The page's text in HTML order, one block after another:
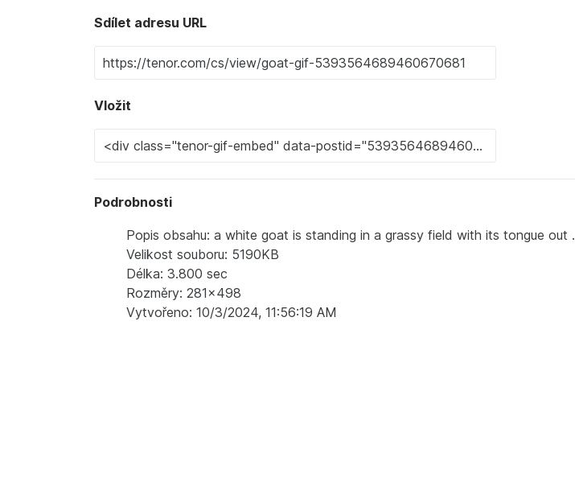
Sdílet adresu URL
Vložit
Podrobnosti
Popis obsahu: a white goat is standing in a grassy field with its tongue out .
Velikost souboru: 5190KB
Délka: 3.800 sec
Rozměry: 281x498
Vytvořeno: 10/3/2024, 11:56:19 AM